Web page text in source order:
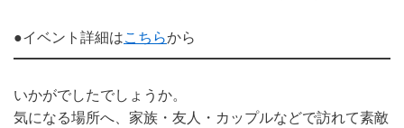
●イベント詳細はこちらから
いかがでしたでしょうか。
気になる場所へ、家族・友人・カップルなどで訪れて素敵